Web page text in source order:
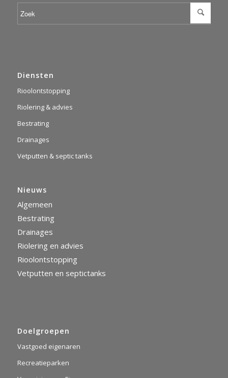
Diensten
Rioolontstopping
Riolering & advies
Bestrating
Drainages
Vetputten & septic tanks
Nieuws
Algemeen
Bestrating
Drainages
Riolering en advies
Rioolontstopping
Vetputten en septictanks
Doelgroepen
Vastgoed eigenaren
Recreatieparken